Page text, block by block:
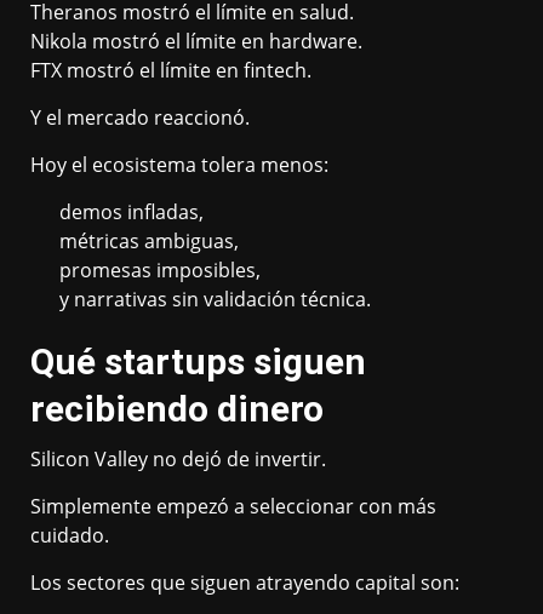
Theranos mostró el límite en salud.
Nikola mostró el límite en hardware.
FTX mostró el límite en fintech.
Y el mercado reaccionó.
Hoy el ecosistema tolera menos:
demos infladas,
métricas ambiguas,
promesas imposibles,
y narrativas sin validación técnica.
Qué startups siguen
recibiendo dinero
Silicon Valley no dejó de invertir.
Simplemente empezó a seleccionar con más
cuidado.
Los sectores que siguen atrayendo capital son: